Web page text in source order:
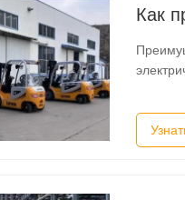
Как
Преимущества